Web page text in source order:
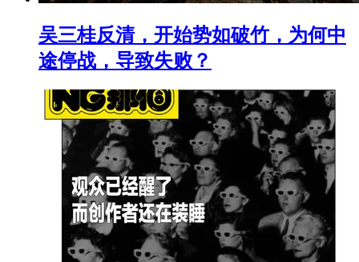
吴三桂反清，开始势如破竹，为何中
途停战，导致失败？